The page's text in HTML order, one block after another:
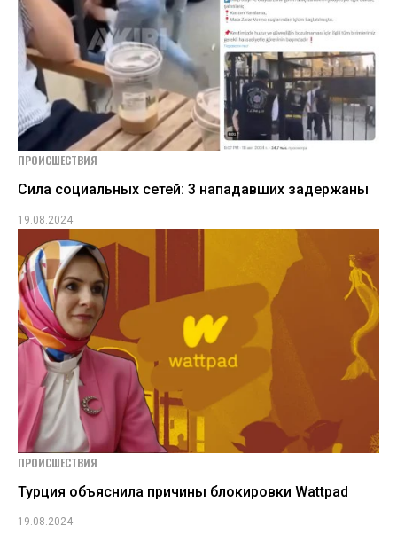
ПРОИСШЕСТВИЯ
Сила социальных сетей: 3 нападавших задержаны
19.08.2024
ПРОИСШЕСТВИЯ
Турция объяснила причины блокировки Wattpad
19.08.2024